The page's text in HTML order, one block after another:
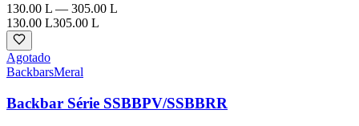
130.00 L — 305.00 L
130.00 L305.00 L
Agotado
BackbarsMeral
Backbar Série SSBBPV/SSBBRR